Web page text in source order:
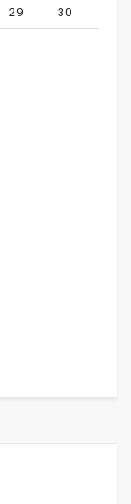
29 30